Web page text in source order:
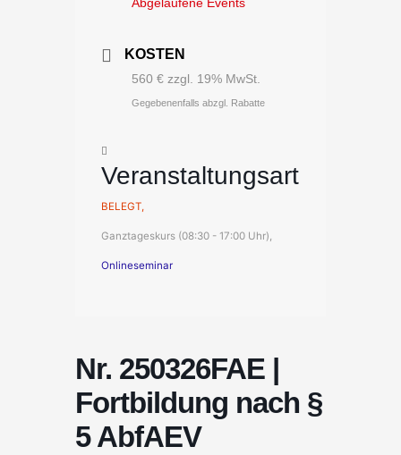
Abgelaufene Events
KOSTEN
560 € zzgl. 19% MwSt.
Gegebenenfalls abzgl. Rabatte
Veranstaltungsart
BELEGT,
Ganztageskurs (08:30 - 17:00 Uhr),
Onlineseminar
Nr. 250326FAE |
Fortbildung nach §
5 AbfAEV